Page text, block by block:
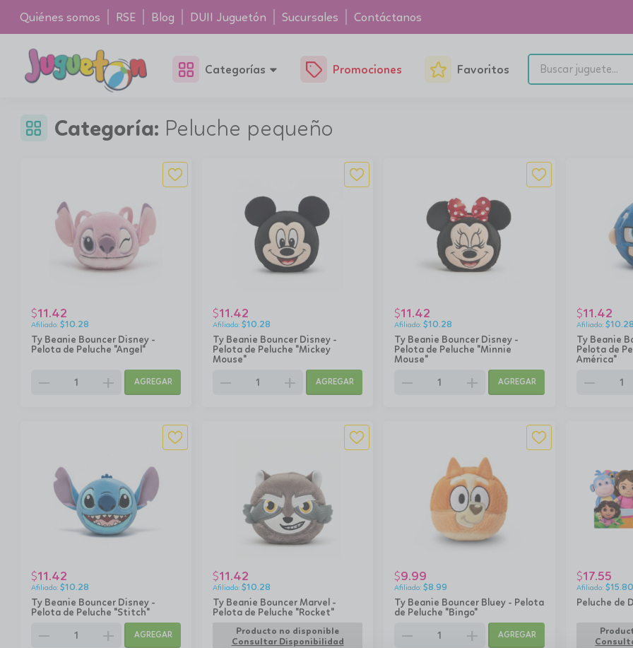
Quiénes somos RSE Blog DUII Juguetón Sucursales Contáctanos
Categorías Promociones Favoritos
Categoría: Peluche pequeño
Ty Beanie Bouncer Disney -
Pelota de Peluche "Angel"
$11.42
$10.28
remove add AGREGAR
Ty Beanie Bouncer Disney -
Pelota de Peluche "Mickey
Mouse"
$11.42
$10.28
remove add AGREGAR
Ty Beanie Bouncer Disney -
Pelota de Peluche "Minnie
Mouse"
$11.42
$10.28
remove add AGREGAR
Ty Beanie
Pelota de
América"
$11.42
$10.28
remove
Ty Beanie Bouncer Disney -
Pelota de Peluche "Stitch"
$11.42
$10.28
remove add AGREGAR
Ty Beanie Bouncer Marvel -
Pelota de Peluche "Rocket"
$11.42
$10.28
Producto no disponible
Consultar Disponibilidad
Ty Beanie Bouncer Bluey - Pelota
de Peluche "Bingo"
$9.99
$8.99
remove add AGREGAR
Peluche de
$17.55
$15.80